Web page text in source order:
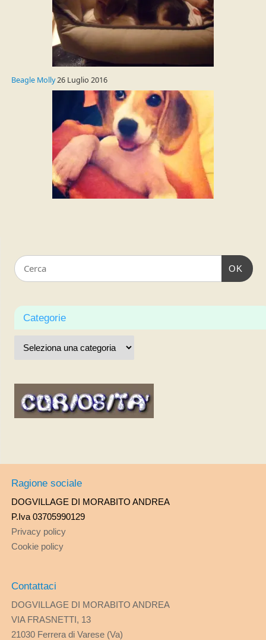
Beagle Molly26 Luglio 2016
OK
Categorie
Ragione sociale
DOGVILLAGE DI MORABITO ANDREA
P.Iva 03705990129
Privacy policy
Cookie policy
Contattaci
DOGVILLAGE DI MORABITO ANDREA
VIA FRASNETTI, 13
21030 Ferrera di Varese (Va)